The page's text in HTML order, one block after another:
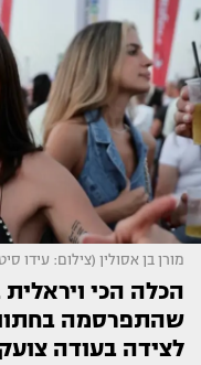
מורן בן אסולין (צילום: עידו
הכלה הכי ויראלית
שהתפרסמה
לצידה בעודה